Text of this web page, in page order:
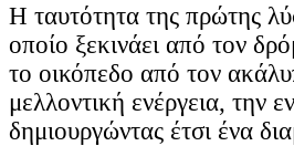
Η ταυτότητα της πρώτης
οποίο ξεκινάει από τον
το οικόπεδο από τον
μελλοντική ενέργεια, την
δημιουργώντας έτσι ένα